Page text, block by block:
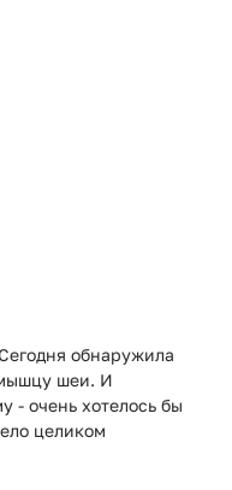
обнаружила
шеи. И
- очень хотелось бы
целиком